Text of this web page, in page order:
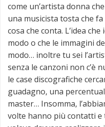
come un’artista donna
una musicista tosta che fa
cosa che conta. L’idea
modo o che le immagini
modo… inoltre tu sei
senza le canzoni non c’è
le case discografiche
guadagno, una
master… Insomma,
volte hanno più contatti e